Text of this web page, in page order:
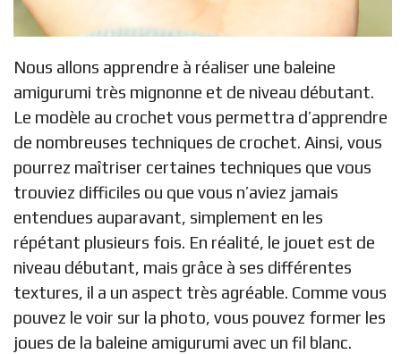
Nous allons apprendre à réaliser une baleine
amigurumi très mignonne et de niveau débutant.
Le modèle au crochet vous permettra d’apprendre
de nombreuses techniques de crochet. Ainsi, vous
pourrez maîtriser certaines techniques que vous
trouviez difficiles ou que vous n’aviez jamais
entendues auparavant, simplement en les
répétant plusieurs fois. En réalité, le jouet est de
niveau débutant, mais grâce à ses différentes
textures, il a un aspect très agréable. Comme vous
pouvez le voir sur la photo, vous pouvez former les
joues de la baleine amigurumi avec un fil blanc.